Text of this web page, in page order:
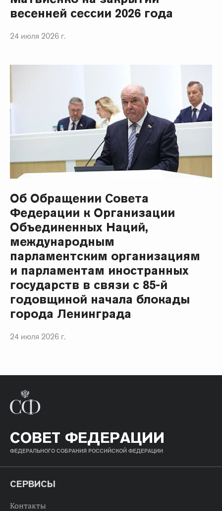
весенней сессии 2026 года
24 июля 2026 г.
Об Обращении Совета
Федерации к Организации
Объединенных Наций,
международным
парламентским организациям
и парламентам иностранных
государств в связи с 85-й
годовщиной начала блокады
города Ленинграда
24 июля 2026 г.
СОВЕТ ФЕДЕРАЦИИ
ФЕДЕРАЛЬНОГО СОБРАНИЯ РОССИЙСКОЙ ФЕДЕРАЦИИ
СЕРВИСЫ
Контакты